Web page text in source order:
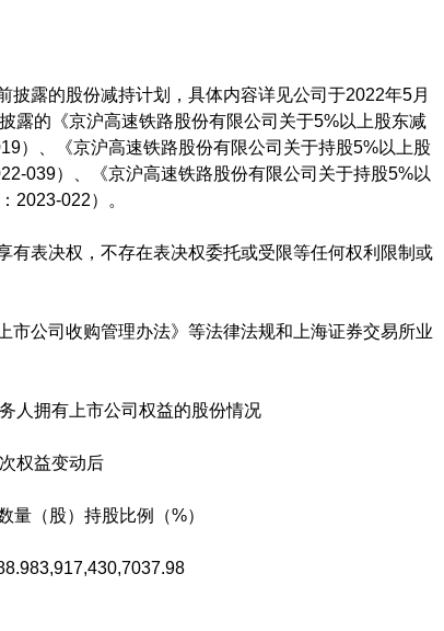
露的股份减持计划，具体内容详见公司于2022年5月
露的《京沪高速铁路股份有限公司关于5%以上股东减
）、《京沪高速铁路股份有限公司关于持股5%以上股
039）、《京沪高速铁路股份有限公司关于持股5%以
2023-022）。
表决权，不存在表决权委托或受限等任何权利限制或
公司收购管理办法》等法律法规和上海证券交易所业
拥有上市公司权益的股份情况
权益变动后
（股）持股比例（%）